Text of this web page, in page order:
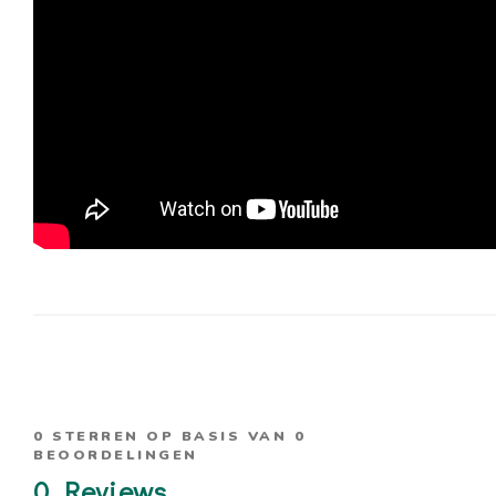
0 STERREN OP BASIS VAN 0
BEOORDELINGEN